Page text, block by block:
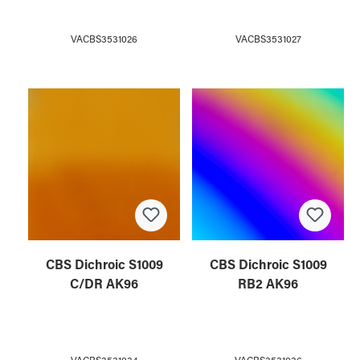
VACBS3531026 VACBS3531027
CBS Dichroic S1009
C/DR AK96
CBS Dichroic S1009
RB2 AK96